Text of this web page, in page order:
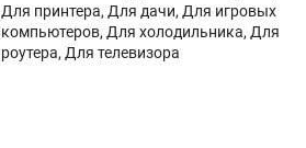
Для принтера, Для дачи, Для игровых
компьютеров, Для холодильника, Для
роутера, Для телевизора